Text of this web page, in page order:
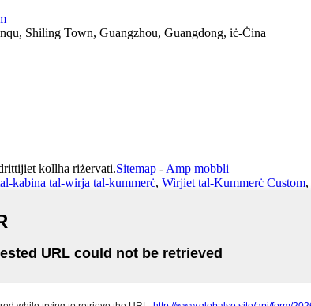
Shiling Town, Guangzhou, Guangdong, iċ-Ċina
kollha riżervati.Sitemap -Amp mobbli
kabina tal-wirja tal-kummerċ, Wirjiet tal-Kummerċ Custom,